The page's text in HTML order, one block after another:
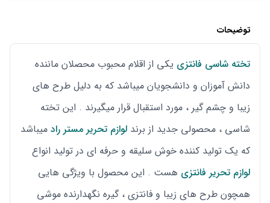
توضیحات
تخته شاسی فانتزی یکی از اقلام محبوب محصلان ماننده
دانش آموزان و دانشجویان میباشد که به دلیل طرح های
زیبا و چشم گیر ، مورد استقبال قرار میگیرند . این تخته
شاسی ، محصولی جدید از برند لوازم تحریر مستر راد میباشد
که یک تولید کننده خوش سلیقه و حرفه ای در تولید انواع
لوازم تحریر فانتزی هست . این محصول با ویژگی هایی
همچون طرح های زیبا و فانتزی ، گیره نگهدارنده موشی